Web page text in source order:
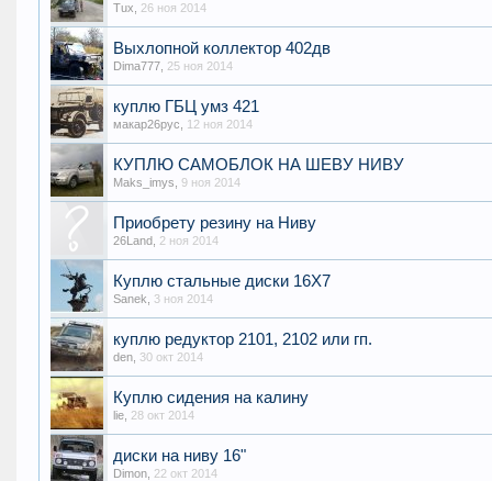
Tux 26 ноя 2014
Выхлопной коллектор 402дв
Dima777, 25 ноя 2014
куплю ГБЦ умз 421
макар26рус 12 ноя 2014
КУПЛЮ САМОБЛОК НА ШЕВУ НИВУ
Maks_imys 9 ноя 2014
Приобрету резину на Ниву
26Land, 2 ноя 2014
Куплю стальные диски 16Х7
Sanek 3 ноя 2014
куплю редуктор 2101, 2102 или гп.
den, 30 окт 2014
Куплю сидения на калину
lie, 28 окт 2014
диски на ниву 16"
Dimon, 22 окт 2014